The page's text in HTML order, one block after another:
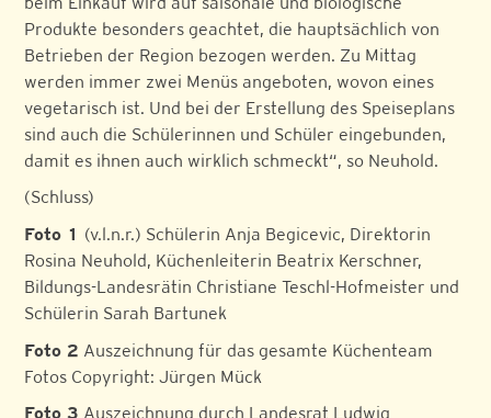
Produkte besonders geachtet, die hauptsächlich von
Betrieben der Region bezogen werden. Zu Mittag
werden immer zwei Menüs angeboten, wovon eines
vegetarisch ist. Und bei der Erstellung des Speiseplans
sind auch die Schülerinnen und Schüler eingebunden,
damit es ihnen auch wirklich schmeckt“, so Neuhold.
(Schluss)
Foto 1 (v.l.n.r.) Schülerin Anja Begicevic, Direktorin
Rosina Neuhold, Küchenleiterin Beatrix Kerschner,
Bildungs-Landesrätin Christiane Teschl-Hofmeister und
Schülerin Sarah Bartunek
Foto 2 Auszeichnung für das gesamte Küchenteam
Fotos Copyright: Jürgen Mück
Foto 3 Auszeichnung durch Landesrat Ludwig